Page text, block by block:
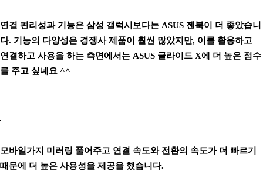
연결 편리성과 기능은 삼성 갤럭시보다는 ASUS 젠북이 더 좋았습니
다. 기능의 다양성은 경쟁사 제품이 훨씬 많았지만, 이를 활용하고
연결하고 사용을 하는 측면에서는 ASUS 글라이드 X에 더 높은 점수
를 주고 싶네요 ^^
모바일가지 미러링 풀어주고 연결 속도와 전환의 속도가 더 빠르기
때문에 더 높은 사용성을 제공을 했습니다.